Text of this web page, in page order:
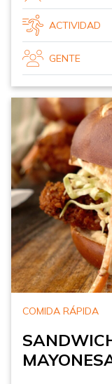
ACTIVIDAD
GENTE
COMIDA RÁPIDA